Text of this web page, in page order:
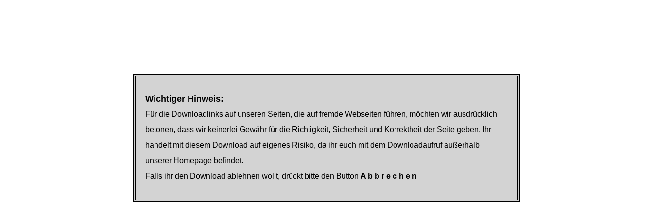
Wichtiger Hinweis:
Für die Downloadlinks auf unseren Seiten, die auf fremde Webseiten führen, möchten wir ausdrücklich
betonen, dass wir keinerlei Gewähr für die Richtigkeit, Sicherheit und Korrektheit der Seite geben. Ihr
handelt mit diesem Download auf eigenes Risiko, da ihr euch mit dem Downloadaufruf außerhalb
unserer Homepage befindet.
Falls ihr den Download ablehnen wollt, drückt bitte den Button A b b r e c h e n